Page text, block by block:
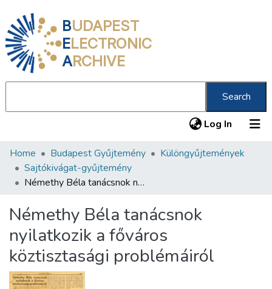
BUDAPEST
ELECTRONIC
ARCHIVE
Search
Log In (current)
Communities & Collections
All of DSpace
About us
Home Budapest Gyűjtemény
Különgyűjtemények
Sajtókivágat-gyűjtemény
Némethy Béla tanácsnok nyilatkozik a főváros köztisztasági problémáiról
Némethy Béla tanácsnok
nyilatkozik a főváros
köztisztasági problémáiról